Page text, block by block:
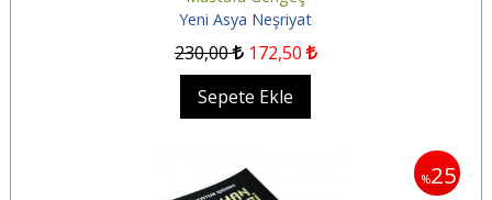
Yeni Asya Neşriyat
230,00 172,50
Sepete Ekle
%25